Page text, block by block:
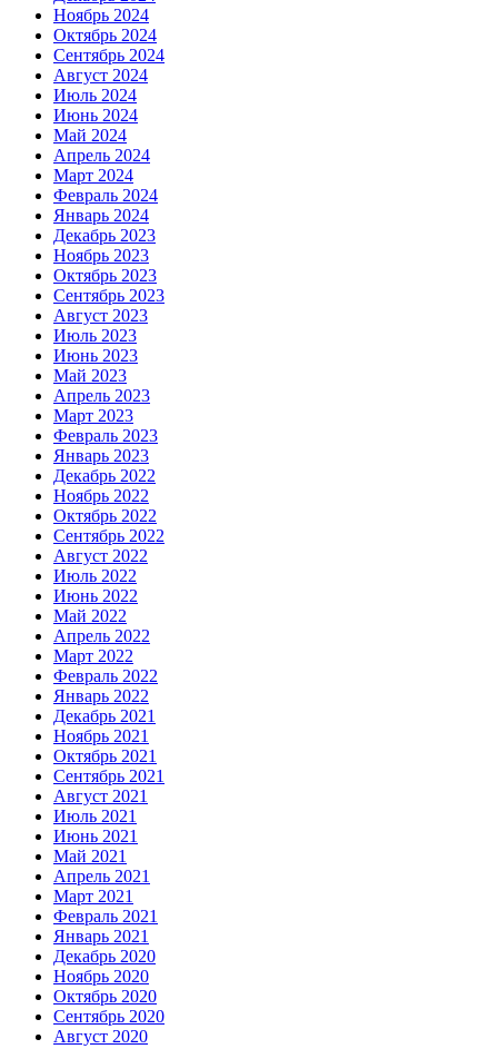
Ноябрь 2024
Октябрь 2024
Сентябрь 2024
Август 2024
Июль 2024
Июнь 2024
Май 2024
Апрель 2024
Март 2024
Февраль 2024
Январь 2024
Декабрь 2023
Ноябрь 2023
Октябрь 2023
Сентябрь 2023
Август 2023
Июль 2023
Июнь 2023
Май 2023
Апрель 2023
Март 2023
Февраль 2023
Январь 2023
Декабрь 2022
Ноябрь 2022
Октябрь 2022
Сентябрь 2022
Август 2022
Июль 2022
Июнь 2022
Май 2022
Апрель 2022
Март 2022
Февраль 2022
Январь 2022
Декабрь 2021
Ноябрь 2021
Октябрь 2021
Сентябрь 2021
Август 2021
Июль 2021
Июнь 2021
Май 2021
Апрель 2021
Март 2021
Февраль 2021
Январь 2021
Декабрь 2020
Ноябрь 2020
Октябрь 2020
Сентябрь 2020
Август 2020